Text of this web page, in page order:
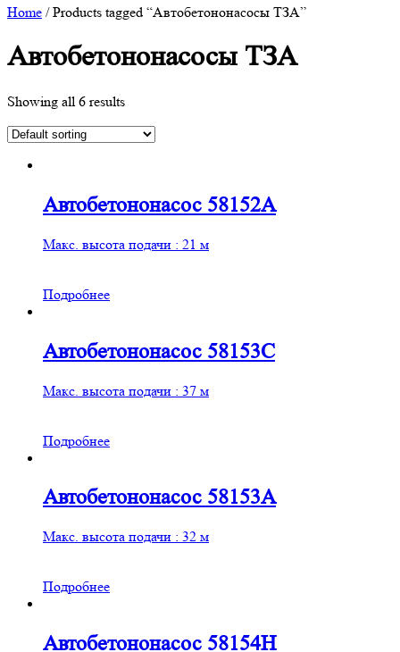
Home / Products tagged “Автобетононасосы ТЗА”
Автобетононасосы ТЗА
Showing all 6 results
Автобетононасос 58152А
Макс. высота подачи : 21 м
Подробнее
Автобетононасос 58153C
Макс. высота подачи : 37 м
Подробнее
Автобетононасос 58153А
Макс. высота подачи : 32 м
Подробнее
Автобетононасос 58154Н